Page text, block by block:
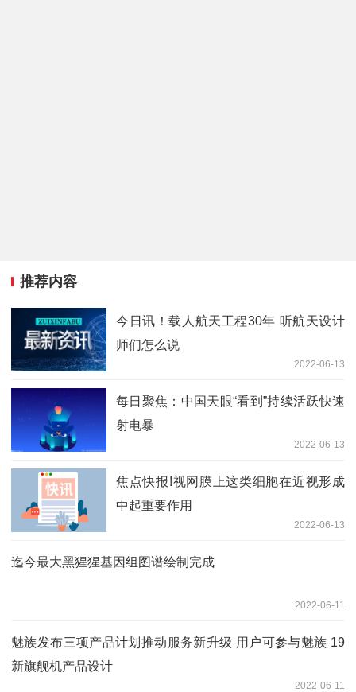
推荐内容
今日讯！载人航天工程30年 听航天设计
师们怎么说
2022-06-13
每日聚焦：中国天眼“看到”持续活跃快速
射电暴
2022-06-13
焦点快报!视网膜上这类细胞在近视形成
中起重要作用
2022-06-13
迄今最大黑猩猩基因组图谱绘制完成
2022-06-11
魅族发布三项产品计划推动服务新升级 用户可参与魅族 19
新旗舰机产品设计
2022-06-11